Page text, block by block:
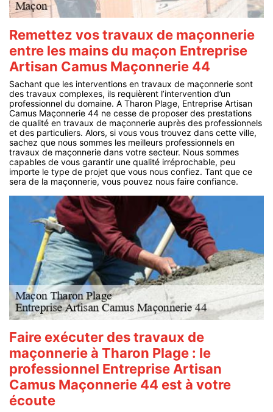
Remettez vos travaux de maçonnerie
entre les mains du maçon Entreprise
Artisan Camus Maçonnerie 44
Sachant que les interventions en travaux de maçonnerie sont
des travaux complexes, ils requièrent l’intervention d’un
professionnel du domaine. A Tharon Plage, Entreprise Artisan
Camus Maçonnerie 44 ne cesse de proposer des prestations
de qualité en travaux de maçonnerie auprès des professionnels
et des particuliers. Alors, si vous vous trouvez dans cette ville,
sachez que nous sommes les meilleurs professionnels en
travaux de maçonnerie dans votre secteur. Nous sommes
capables de vous garantir une qualité irréprochable, peu
importe le type de projet que vous nous confiez. Tant que ce
sera de la maçonnerie, vous pouvez nous faire confiance.
Faire exécuter des travaux de
maçonnerie à Tharon Plage : le
professionnel Entreprise Artisan
Camus Maçonnerie 44 est à votre
écoute